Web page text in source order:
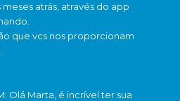
atrás, através do app
que vcs nos proporcionam
Olá Marta, é incrível ter sua